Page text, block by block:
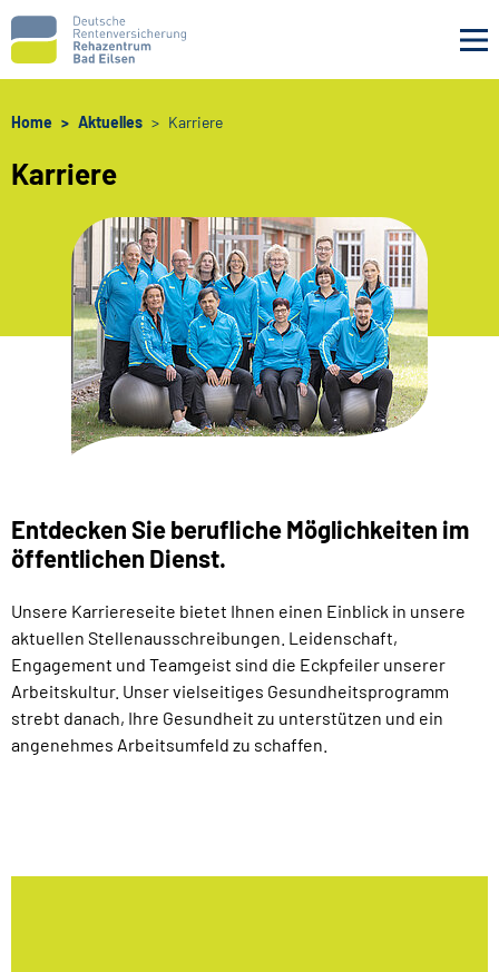
Navigation überspringen
Home Aktuelles Karriere
Karriere
Entdecken Sie berufliche Möglichkeiten im
öffentlichen Dienst.
Unsere Karriereseite bietet Ihnen einen Einblick in unsere
aktuellen Stellenausschreibungen. Leidenschaft,
Engagement und Teamgeist sind die Eckpfeiler unserer
Arbeitskultur. Unser vielseitiges Gesundheitsprogramm
strebt danach, Ihre Gesundheit zu unterstützen und ein
angenehmes Arbeitsumfeld zu schaffen.